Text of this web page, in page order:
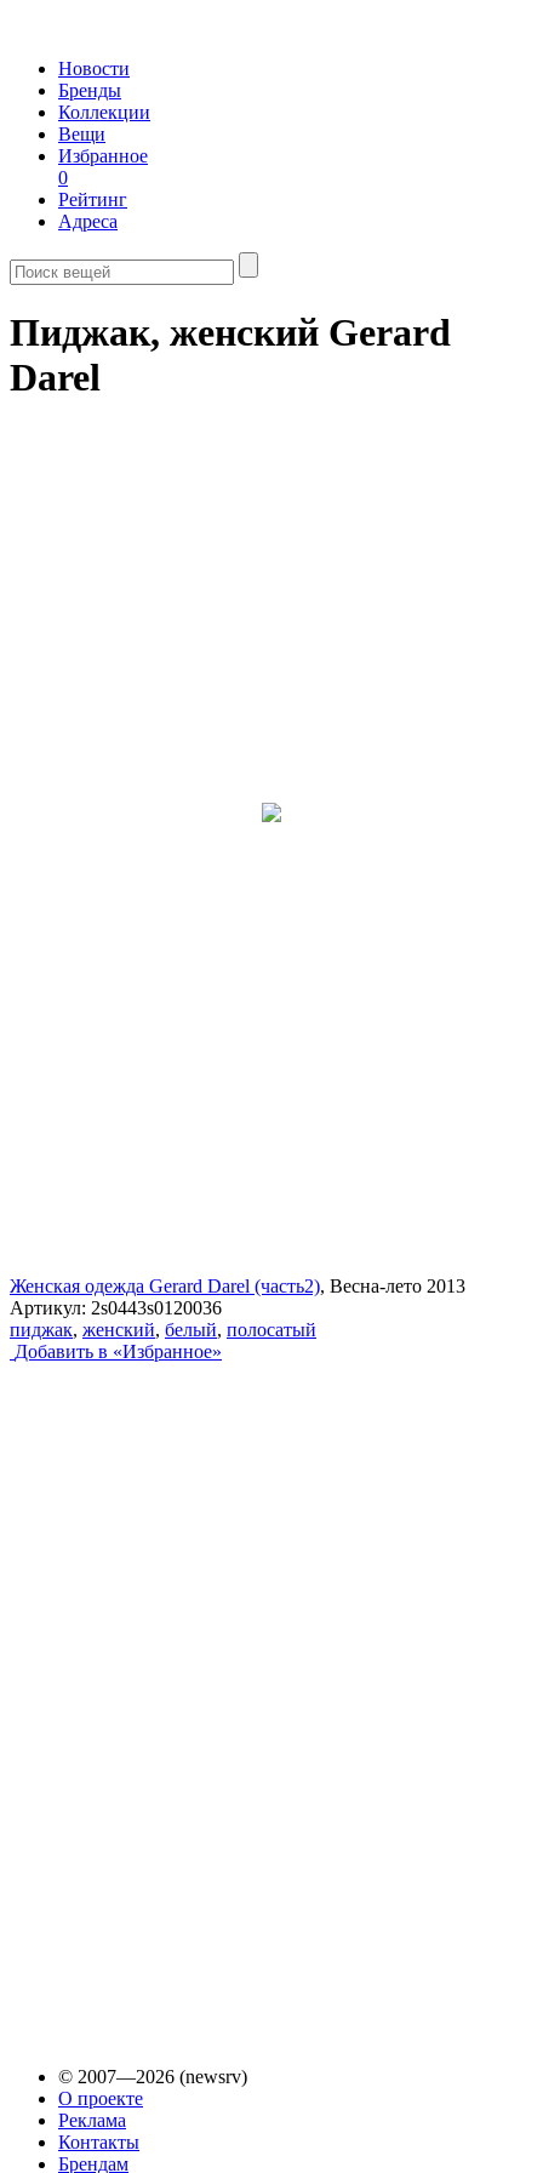
Новости
Бренды
Коллекции
Вещи
Избранное
0
Рейтинг
Адреса
Пиджак, женский Gerard
Darel
Женская одежда Gerard Darel (часть2), Весна-лето 2013
Артикул: 2s0443s0120036
пиджак, женский, белый, полосатый
Добавить в «Избранное»
© 2007—2026 (newsrv)
О проекте
Реклама
Контакты
Брендам